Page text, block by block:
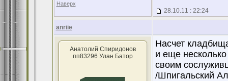
Наверх
28.10.11 : 22:24
anriie
Анатолий Спиридонов
пп83296 Улан Батор
Насчет
и еще
своим
/Шпигальский